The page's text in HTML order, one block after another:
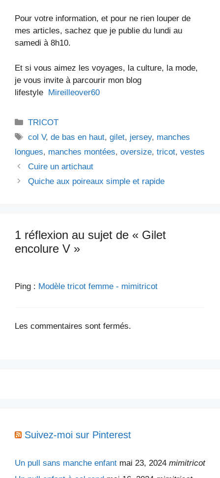
Pour votre information, et pour ne rien louper de
mes articles, sachez que je publie du lundi au
samedi à 8h10.
Et si vous aimez les voyages, la culture, la mode,
je vous invite à parcourir mon blog
lifestyle Mireilleover60
Catégories
TRICOT
Étiquettes
col V,de bas en haut,gilet, jersey, manches
longues, manches montées, oversize, tricot, vestes
Cuire un artichaut
Quiche aux poireaux simple et rapide
1 réflexion au sujet de « Gilet
encolure V »
Ping : Modèle tricot femme - mimitricot
Les commentaires sont fermés.
Suivez-moi sur Pinterest
Un pull sans manche enfant mai 23, 2024 mimitricot